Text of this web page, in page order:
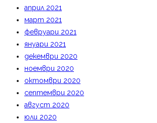
април 2021
март 2021
февруари 2021
януари 2021
декември 2020
ноември 2020
октомври 2020
септември 2020
август 2020
юли 2020